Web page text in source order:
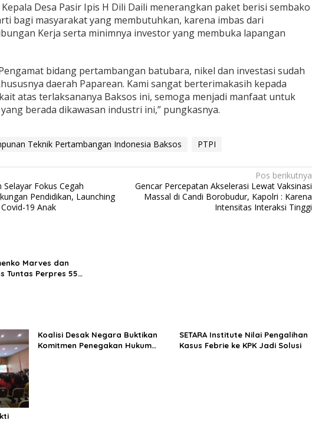
Desa Pasir Ipis H Dili Daili menerangkan paket berisi sembako
bagi masyarakat yang membutuhkan, karena imbas dari
Kerja serta minimnya investor yang membuka lapangan
bidang pertambangan batubara, nikel dan investasi sudah
daerah Paparean. Kami sangat berterimakasih kepada
atas terlaksananya Baksos ini, semoga menjadi manfaat untuk
berada dikawasan industri ini,” pungkasnya.
Teknik Pertambangan Indonesia Baksos PTPI
Fokus Cegah
Pendidikan, Launching
19 Anak
Pos berikutnya
Gencar Percepatan Akselerasi Lewat Vaksinasi
Massal di Candi Borobudur, Kapolri : Karena
Intensitas Interaksi Tinggi
Marves dan
Tuntas Perpres 55
Koalisi Desak Negara Buktikan
Komitmen Penegakan Hukum
SETARA Institute Nilai Pengalihan
Kasus Febrie ke KPK Jadi Solusi